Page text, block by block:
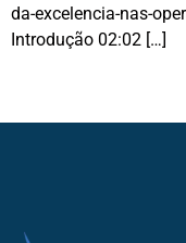
da-excelencia-nas-
Introdução 02:02 […]